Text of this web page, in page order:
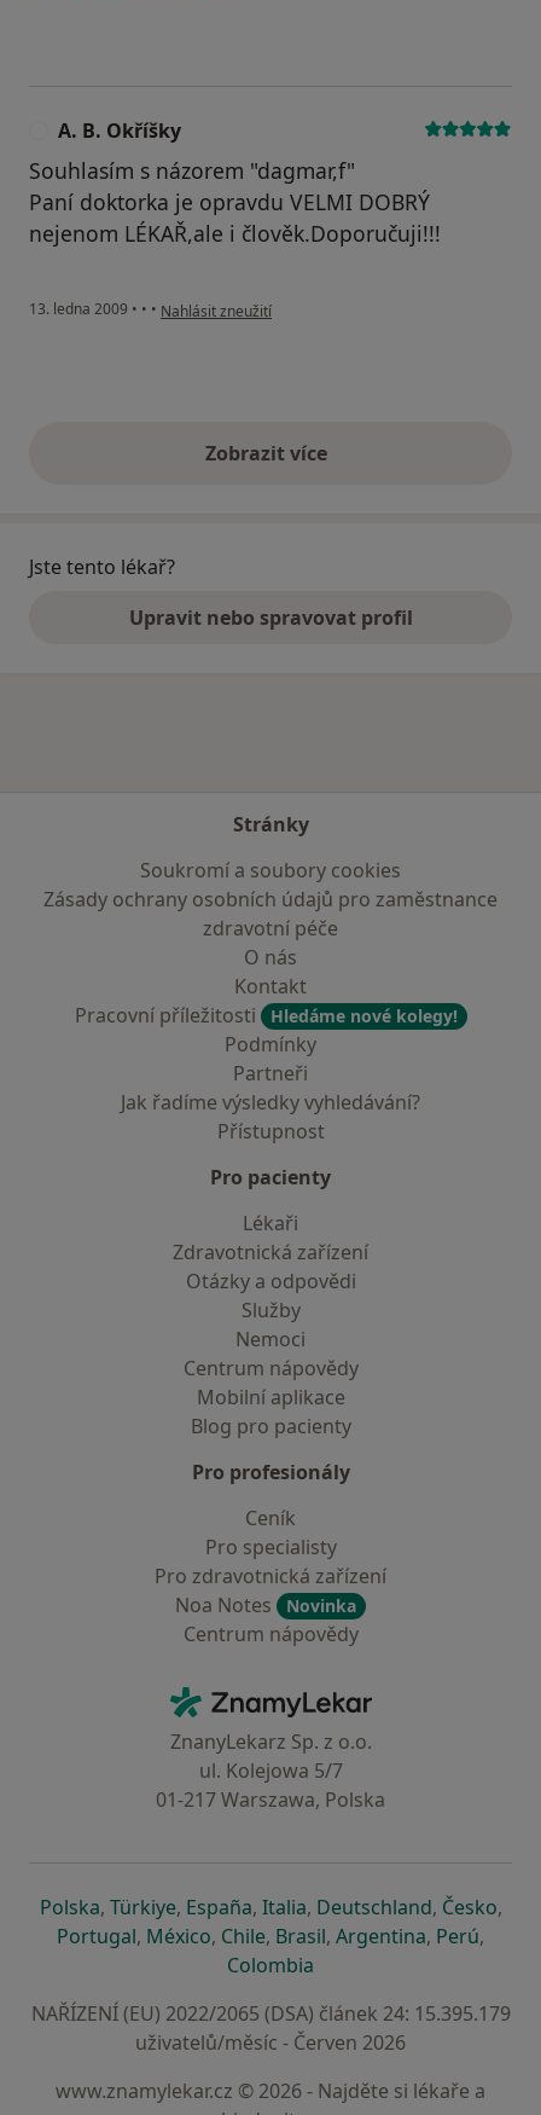
A. B. Okříšky
Souhlasím s názorem "dagmar,f"
Paní doktorka je opravdu VELMI DOBRÝ
nejenom LÉKAŘ,ale i člověk.Doporučuji!!!
13. ledna 2009 • • • podle názoru uživatele A. B. Okříšky
Nahlásit zneužití
Zobrazit vícevýše uvedené názory
Jste tento lékař?
Upravit nebo spravovat profil
Stránky
Soukromí a soubory cookies
Zásady ochrany osobních údajů pro zaměstnance
zdravotní péče
O nás
Kontakt
Pracovní příležitosti
Hledáme nové kolegy!
Podmínky
Partneři
Jak řadíme výsledky vyhledávání?
Přístupnost
Pro pacienty
Lékaři
Zdravotnická zařízení
Otázky a odpovědi
Služby
Nemoci
Centrum nápovědy
Mobilní aplikace
Blog pro pacienty
Pro profesionály
Ceník
Pro specialisty
Pro zdravotnická zařízení
Noa Notes
Novinka
Centrum nápovědy
ZnamyLekar - Hlavní stránka
ZnanyLekarz Sp. z o.o.
ul. Kolejowa 5/7
01-217 Warszawa, Polska
Polskase otevře v nové záložce
, Türkiyese otevře v nové záložce
, Españase otevře v nové záložce
, Italiase otevře v nové záložce
, Deutschlandse otevře v
, Českose
,
Portugalse otevře v nové záložce
, Méxicose otevře v nové záložce
, Chilese otevře v nové záložce
, Brasilse otevře v nové
, Argentinase otevře v
, Perúse
,
Colombia
NAŘÍZENÍ (EU) 2022/2065 (DSA) článek 24: 15.395.179
uživatelů/měsíc - Červen 2026
www.znamylekar.cz © 2026 - Najděte si lékaře a